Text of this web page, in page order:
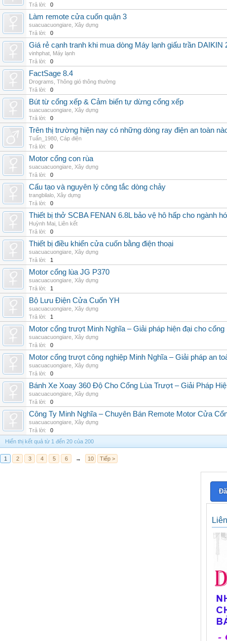
Trả lời:
0
Làm remote cửa cuốn quận 3
suacuacuongiare Xây dựng
Trả lời:
0
Giá rẻ cạnh tranh khi mua dòng Máy lạnh giấu trần DAIKIN
vinhphat Máy lạnh
Trả lời:
0
FactSage 8.4
Drograms Thông gió thông thường
Trả lời:
0
Bút từ cổng xếp & Cảm biến tự dừng cổng xếp
suacuacuongiare Xây dựng
Trả lời:
0
Trên thị trường hiện nay có những dòng ray điện an toàn
Tuấn_1980 Cáp điện
Trả lời:
0
Motor cổng con rùa
suacuacuongiare Xây dựng
Trả lời:
0
Cấu tạo và nguyên lý công tắc dòng chảy
trangbilalo Xây dựng
Trả lời:
0
Thiết bị thở SCBA FENAN 6.8L bảo vệ hô hấp cho ngành
Huỳnh Mai Liên kết
Trả lời:
0
Thiết bị điều khiển cửa cuốn bằng điện thoại
suacuacuongiare Xây dựng
Trả lời:
1
Motor cổng lùa JG P370
suacuacuongiare Xây dựng
Trả lời:
1
Bộ Lưu Điện Cửa Cuốn YH
suacuacuongiare Xây dựng
Trả lời:
1
Motor cổng trượt Minh Nghĩa – Giải pháp hiện đại cho
suacuacuongiare Xây dựng
Trả lời:
0
Motor cổng trượt công nghiệp Minh Nghĩa – Giải pháp an
suacuacuongiare Xây dựng
Trả lời:
0
Bánh Xe Xoay 360 Độ Cho Cổng Lùa Trượt – Giải Pháp
suacuacuongiare Xây dựng
Trả lời:
0
Công Ty Minh Nghĩa – Chuyên Bán Remote Motor Cửa
suacuacuongiare Xây dựng
Trả lời:
0
Hiển thị kết quả từ 1 đến 20 của 200
1 2 3 4 5 6 → 10 Tiếp >